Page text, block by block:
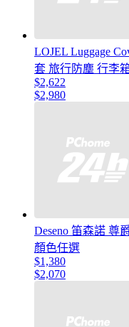
LOJEL Luggage
套 旅行防塵 行李
$2,622
$2,980
Deseno 笛森諾 尊
顏色任選
$1,380
$2,070